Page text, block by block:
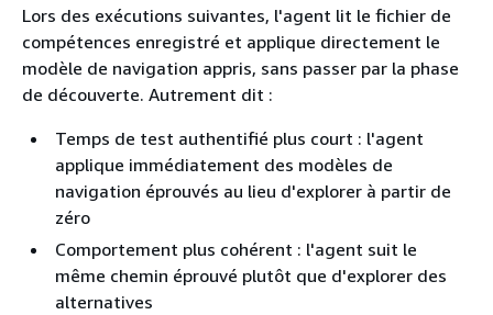
Lors des exécutions suivantes, l'agent lit le fichier de
compétences enregistré et applique directement le
modèle de navigation appris, sans passer par la phase
de découverte. Autrement dit :
Temps de test authentifié plus court : l'agent
applique immédiatement des modèles de
navigation éprouvés au lieu d'explorer à partir de
zéro
Comportement plus cohérent : l'agent suit le
même chemin éprouvé plutôt que d'explorer des
alternatives